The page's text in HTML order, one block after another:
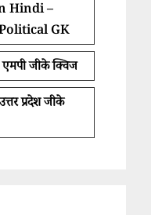
Hindi –
GK
जीके क्विज
प्रदेश जीके